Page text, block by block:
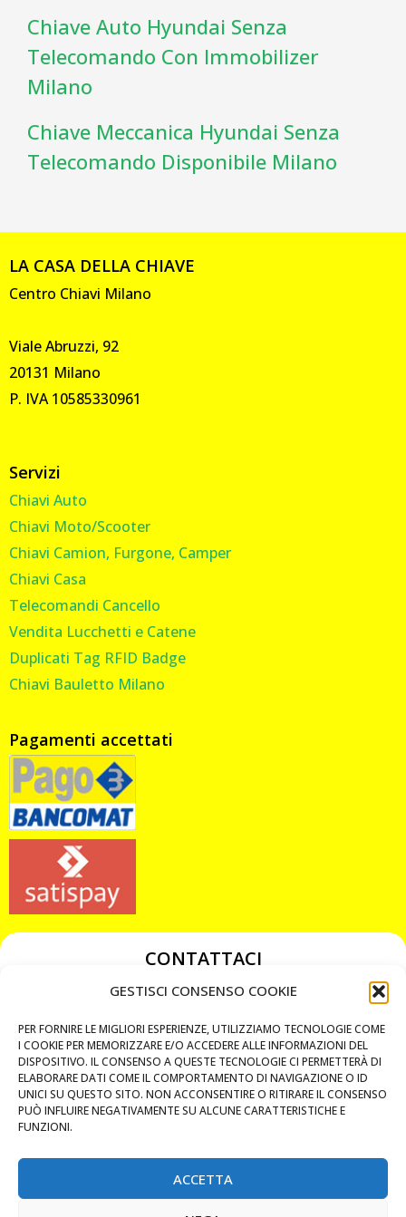
GESTISCI CONSENSO COOKIE
PER FORNIRE LE MIGLIORI ESPERIENZE, UTILIZZIAMO TECNOLOGIE COME
I COOKIE PER MEMORIZZARE E/O ACCEDERE ALLE INFORMAZIONI DEL
DISPOSITIVO. IL CONSENSO A QUESTE TECNOLOGIE CI PERMETTERÀ DI
ELABORARE DATI COME IL COMPORTAMENTO DI NAVIGAZIONE O ID
UNICI SU QUESTO SITO. NON ACCONSENTIRE O RITIRARE IL CONSENSO
PUÒ INFLUIRE NEGATIVAMENTE SU ALCUNE CARATTERISTICHE E
FUNZIONI.
ACCETTA
Chiave Auto Hyundai Senza
Telecomando Con Immobilizer
Milano
Chiave Meccanica Hyundai Senza
Telecomando Disponibile Milano
LA CASA DELLA CHIAVE
Centro Chiavi Milano
Viale Abruzzi, 92
20131 Milano
P. IVA 10585330961
Servizi
Chiavi Auto
Chiavi Moto/Scooter
Chiavi Camion, Furgone, Camper
Chiavi Casa
Telecomandi Cancello
Vendita Lucchetti e Catene
Duplicati Tag RFID Badge
Chiavi Bauletto Milano
Pagamenti accettati
CONTATTACI
349 3863811
chiavicodificate@gmail.com
Privacy Policy
Cookie Policy
MAPS